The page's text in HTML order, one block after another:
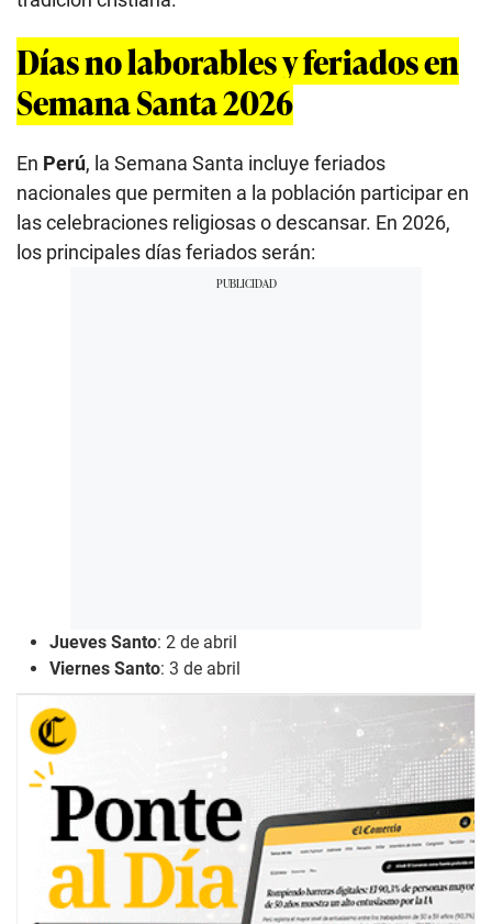
Días no laborables y feriados en
Semana Santa 2026
En Perú, la Semana Santa incluye feriados
nacionales que permiten a la población participar en
las celebraciones religiosas o descansar. En 2026,
los principales días feriados serán:
Jueves Santo: 2 de abril
Viernes Santo: 3 de abril